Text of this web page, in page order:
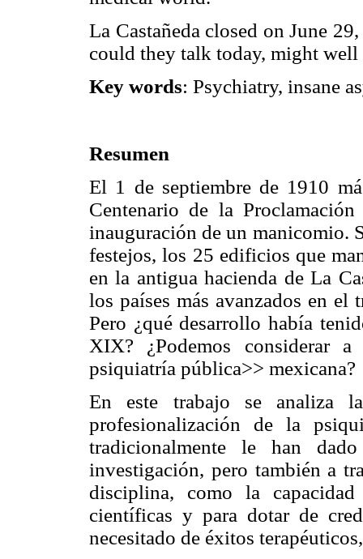
La Castañeda closed on June
could they talk today, might
Key words: Psychiatry, insane
Resumen
El 1 de septiembre de 1910
Centenario de la
inauguración de un manicomio.
festejos, los 25 edificios que
en la antigua hacienda de La
los países más avanzados en el
Pero ¿qué desarrollo había
XIX? ¿Podemos considerar
psiquiatría pública>> mexicana?
En este trabajo se analiza
profesionalización de la
tradicionalmente le han
investigación, pero también a
disciplina, como la
científicas y para dotar de
necesitado de éxitos